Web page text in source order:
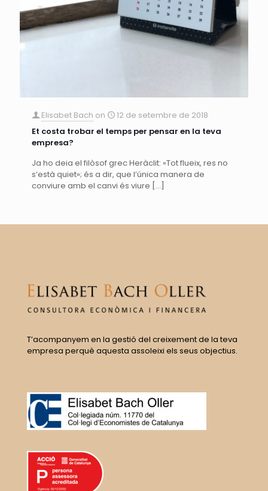
Elisabet Bach on
12 de setembre de 2018
Et costa trobar el temps per pensar en la teva
empresa?
Ja ho deia el filòsof grec Heràclit: «Tot flueix, res no
s’està quiet»; és a dir, que l’única manera de
conviure amb el canvi és viure […]
T’acompanyem en la gestió del creixement de la teva
empresa perquè aquesta assoleixi els seus objectius.